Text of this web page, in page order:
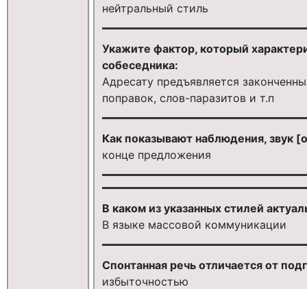
нейтральный стиль
Укажите фактор, который
собеседника:
Адресату предъявляется
поправок, слов-паразитов и т.п
Как показывают наблюдения, звук
конце предложения
В каком из указанных стилей
В языке массовой коммуникации
Спонтанная речь отличается от
избыточностью